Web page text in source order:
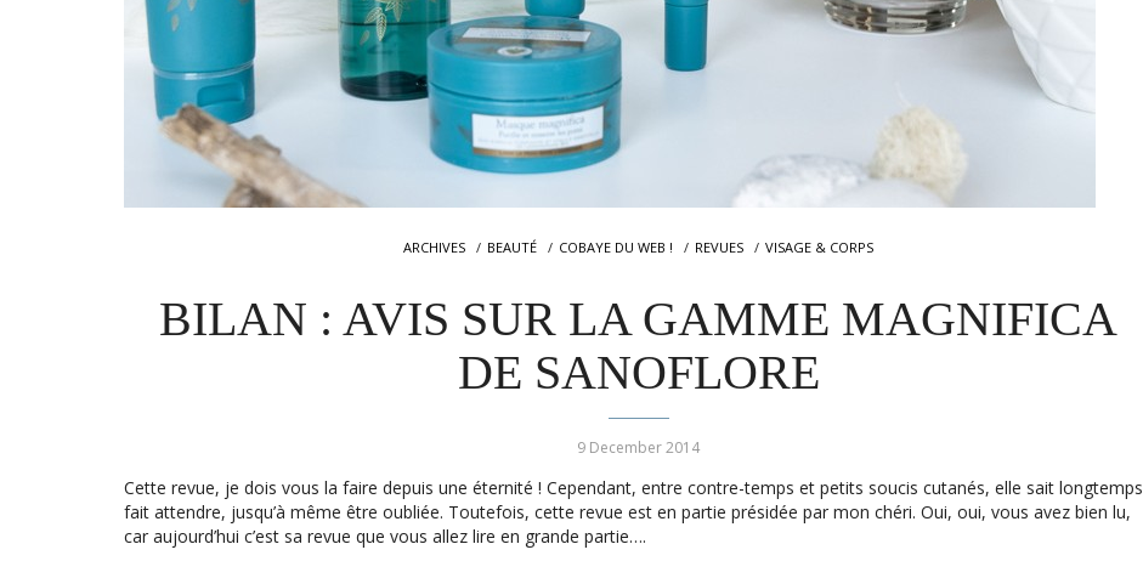
ARCHIVES BEAUTÉ COBAYE DU WEB ! REVUES VISAGE & CORPS
BILAN : AVIS SUR LA GAMME MAGNIFICA
DE SANOFLORE
9 December 2014
Cette revue, je dois vous la faire depuis une éternité ! Cependant, entre contre-temps et petits soucis cutanés, elle sait longtemps
fait attendre, jusqu’à même être oubliée. Toutefois, cette revue est en partie présidée par mon chéri. Oui, oui, vous avez bien lu,
car aujourd’hui c’est sa revue que vous allez lire en grande partie….